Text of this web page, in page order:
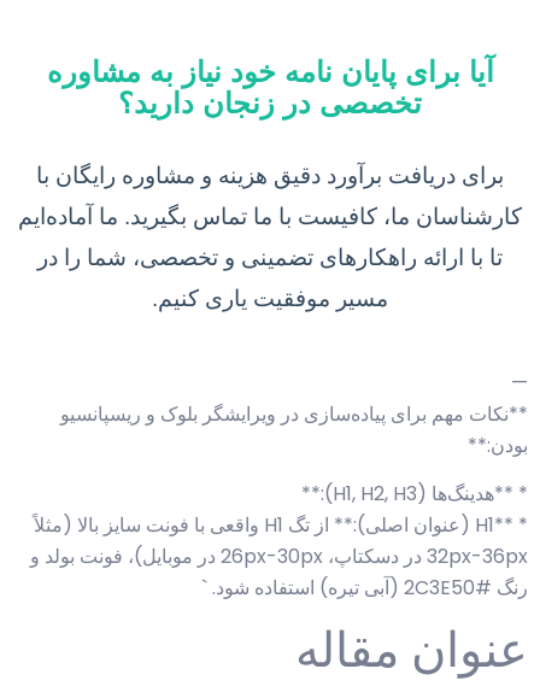
آیا برای پایان نامه خود نیاز به مشاوره
تخصصی در زنجان دارید؟
برای دریافت برآورد دقیق هزینه و مشاوره رایگان با
کارشناسان ما، کافیست با ما تماس بگیرید. ما آماده‌ایم
تا با ارائه راهکارهای تضمینی و تخصصی، شما را در
مسیر موفقیت یاری کنیم.
—
**نکات مهم برای پیاده‌سازی در ویرایشگر بلوک و ریسپانسیو
بودن:**
* **هدینگ‌ها (H1, H2, H3):**
* **H1 (عنوان اصلی):** از تگ H1 واقعی با فونت سایز بالا (مثلاً
32px-36px در دسکتاپ، 26px-30px در موبایل)، فونت بولد و
رنگ #2C3E50 (آبی تیره) استفاده شود. `
عنوان مقاله